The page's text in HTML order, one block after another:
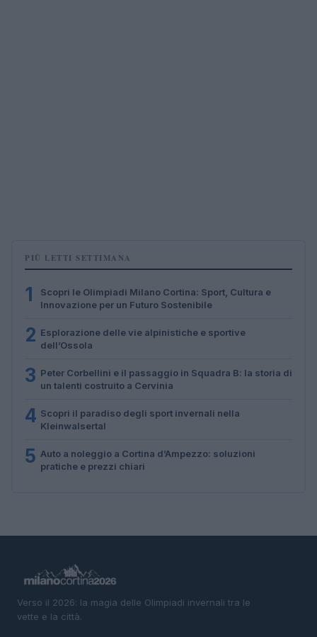
PIÙ LETTI SETTIMANA
1
Scopri le Olimpiadi Milano Cortina: Sport, Cultura e
Innovazione per un Futuro Sostenibile
2 Esplorazione delle vie alpinistiche e sportive
dell’Ossola
3 Peter Corbellini e il passaggio in Squadra B: la storia di
un talenti costruito a Cervinia
4 Scopri il paradiso degli sport invernali nella
Kleinwalsertal
5 Auto a noleggio a Cortina d’Ampezzo: soluzioni
pratiche e prezzi chiari
Verso il 2026: la magia delle Olimpiadi invernali tra le
vette e la città.